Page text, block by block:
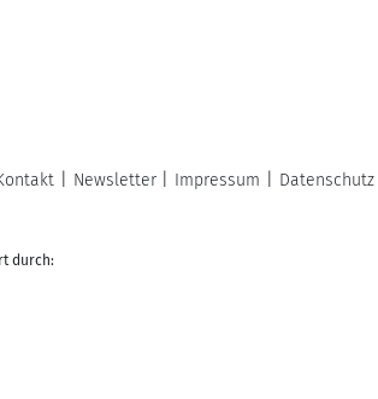
Newsletter Impressum Datenschutz
durch: